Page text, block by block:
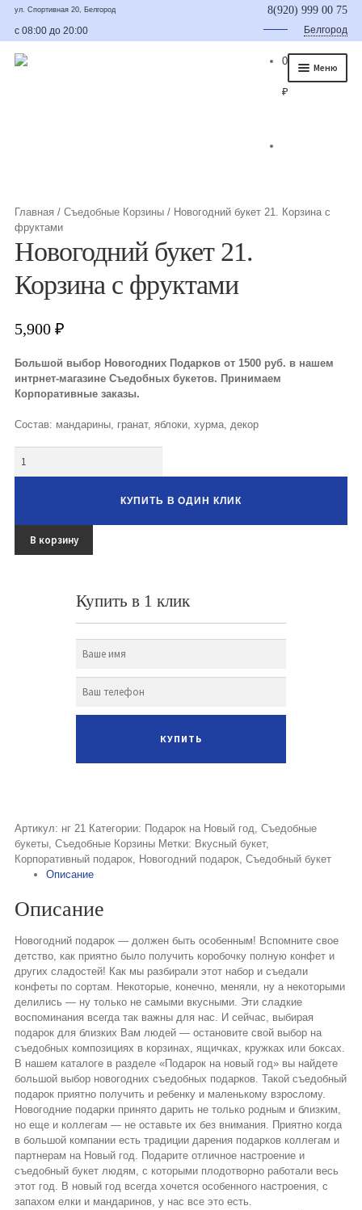
ул. Спортивная 20, Белгород
с 08:00 до 20:00
8(920) 999 00 75
Белгород
Меню
Букеты из сухофруктов и орехов
Букеты из клубники и ягод
Съедобные Корзины
Съедобные Боксы Ящики
0
₽
Главная /Съедобные Корзины / Новогодний букет 21. Корзина с
фруктами
Новогодний букет 21.
Корзина с фруктами
5,900₽
Большой выбор Новогодних Подарков от 1500 руб. в нашем
интрнет-магазине Съедобных букетов. Принимаем
Корпоративные заказы.
Состав: мандарины, гранат, яблоки, хурма, декор
КУПИТЬ В ОДИН КЛИК
В корзину
Купить в 1 клик
Артикул: нг 21 Категории: Подарок на Новый год ,Съедобные
букеты ,Съедобные Корзины Метки: Вкусный букет,
Корпоративный подарок
Новогодний подарок ,Съедобный букет
Описание
Описание
Новогодний подарок — должен быть особенным! Вспомните свое
детство, как приятно было получить коробочку полную конфет и
других сладостей! Как мы разбирали этот набор и съедали
конфеты по сортам. Некоторые, конечно, меняли, ну а некоторыми
делились — ну только не самыми вкусными. Эти сладкие
воспоминания всегда так важны для нас. И сейчас, выбирая
подарок для близких Вам людей — остановите свой выбор на
съедобных композициях в корзинах, ящичках, кружках или боксах.
В нашем каталоге в разделе «Подарок на новый год» вы найдете
большой выбор новогодних съедобных подарков. Такой съедобный
подарок приятно получить и ребенку и маленькому взрослому.
Новогодние подарки принято дарить не только родным и близким,
но еще и коллегам — не оставьте их без внимания. Приятно когда
в большой компании есть традиции дарения подарков коллегам и
партнерам на Новый год. Подарите отличное настроение и
съедобный букет людям, с которыми плодотворно работали весь
этот год. В новый год всегда хочется особенного настроения, с
запахом елки и мандаринов, у нас все это есть.